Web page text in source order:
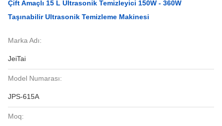
Çift Amaçlı 15 L Ultrasonik Temizleyici 150W - 360W
Taşınabilir Ultrasonik Temizleme Makinesi
Marka Adı:
JeiTai
Model Numarası:
JPS-615A
Moq: